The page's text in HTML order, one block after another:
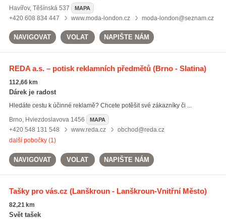
Havířov, Těšínská 537 MAPA
+420 608 834 447 www.moda-london.cz moda-london@seznam.cz
NAVIGOVAT VOLAT NAPIŠTE NÁM
REDA a.s. – potisk reklamních předmětů(Brno - Slatina)
112,66 km
Dárek je radost
Hledáte cestu k účinné reklamě? Chcete potěšit své zákazníky či ...
Brno, Hviezdoslavova 1456 MAPA
+420 548 131 548 www.reda.cz
obchod@reda.cz
další pobočky (1)
NAVIGOVAT VOLAT NAPIŠTE NÁM
Tašky pro vás.cz (Lanškroun - Lanškroun-Vnitřní Město)
82,21 km
Svět tašek